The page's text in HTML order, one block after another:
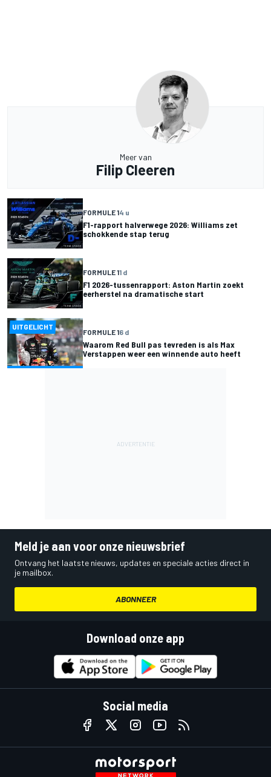
Meer van
Filip Cleeren
FORMULE 14 u
F1-rapport halverwege 2026: Williams zet
schokkende stap terug
FORMULE 11 d
F1 2026-tussenrapport: Aston Martin zoekt
eerherstel na dramatische start
UITGELICHT
FORMULE 16 d
Waarom Red Bull pas tevreden is als Max
Verstappen weer een winnende auto heeft
Meld je aan voor onze nieuwsbrief
Ontvang het laatste nieuws, updates en speciale acties direct in
je mailbox.
ABONNEER
Download onze app
Social media